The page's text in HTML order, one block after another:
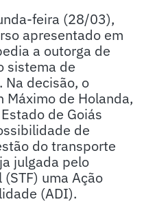
feira (28/03),
apresentado em
a outorga de
sistema de
decisão, o
Máximo de Holanda,
de Goiás
de
do transporte
julgada pelo
uma Ação
(ADI).